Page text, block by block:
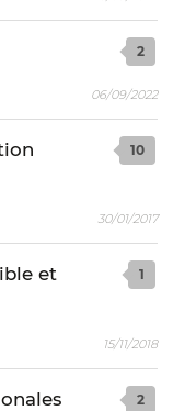
2
06/09/2022
10
30/01/2017
et
1
15/11/2018
2